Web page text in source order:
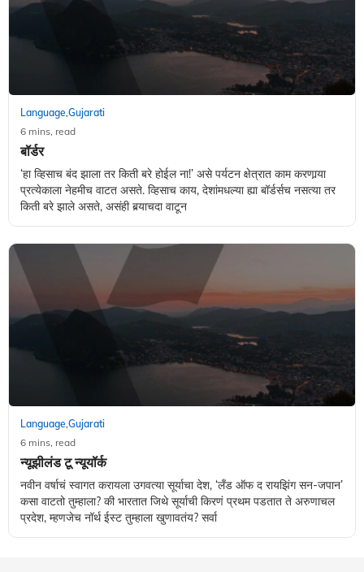
Language,Gujarati
6 mins, read
बॉर्डर
‘हा व्हिसाच बंद झाला तर किती बरे होईल ना!’ असे पर्यटन क्षेत्रात काम करणार्‍या
प्रत्येकाला नेहमीच वाटत असते. व्हिसाच काय, देशांमधल्या ह्या बॉर्डर्सच नसत्या तर
किती बरे झाले असते, असंही बर्‍याचदा वाटून
Language,Gujarati
6 mins, read
न्यूझीलंड टू न्यूयॉर्क
नवीन वर्षाचं स्वागत करायला उगवत्या सूर्याचा देश, ‘लँड ऑफ द रायझिंग सन-जपान’
कसा वाटतो तुम्हाला? की भारतात जिथे सूर्याची किरणं प्रथम पडतात ते अरुणाचल
प्रदेश, म्हणजेच नॉर्थ ईस्ट तुम्हाला खुणावतंय? सर्वा